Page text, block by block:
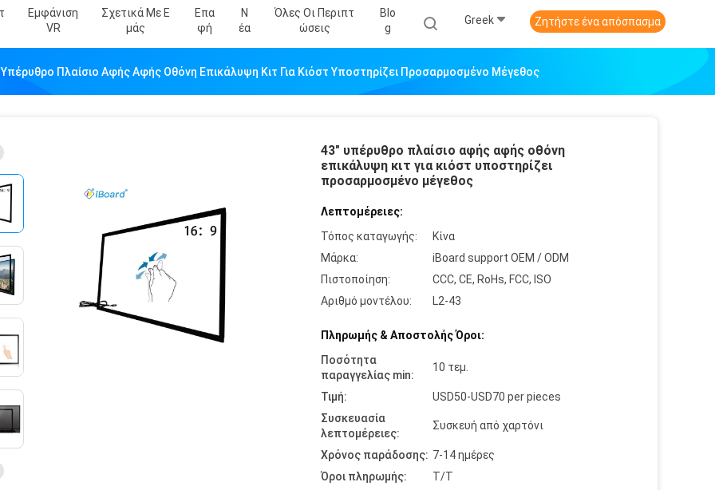
Εμφάνιση
VR
Σχετικά Με Ε
Μάς
Επα
Φή
Ν
Έα
Όλες Οι Περιπτ
Ώσεις
Blo
G
Greek Ζητήστε ένα απόσπασμα
Υπέρυθρο Πλαίσιο Αφής Αφής Οθόνη Επικάλυψη Κιτ Για Κιόστ Υποστηρίζει Προσαρμοσμένο Μέγεθος
43" υπέρυθρο πλαίσιο αφής αφής οθόνη
επικάλυψη κιτ για κιόστ υποστηρίζει
προσαρμοσμένο μέγεθος
Λεπτομέρειες:
Τόπος καταγωγής:
Κίνα
Μάρκα:
iBoard support OEM / ODM
Πιστοποίηση:
CCC, CE, RoHs, FCC, ISO
Αριθμό μοντέλου:
L2-43
Πληρωμής & Αποστολής Όροι:
Ποσότητα
παραγγελίας min:
10 τεμ.
Τιμή:
USD50-USD70 per pieces
Συσκευασία
λεπτομέρειες:
Συσκευή από χαρτόνι
Χρόνος παράδοσης: 7-14 ημέρες
Όροι πληρωμής:
Τ/Τ